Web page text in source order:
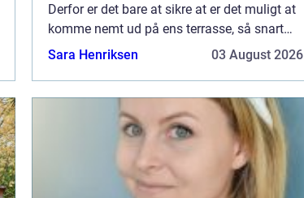
Derfor er det bare at sikre at er det muligt at
komme nemt ud på ens terrasse, så snart
vejret er til det. Derfor kan du med fordel
Sara Henriksen 03 August 2026